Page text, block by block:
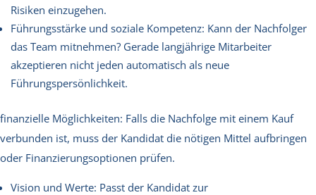
Risiken einzugehen.
Führungsstärke und soziale Kompetenz: Kann der Nachfolger
das Team mitnehmen? Gerade langjährige Mitarbeiter
akzeptieren nicht jeden automatisch als neue
Führungspersönlichkeit.
finanzielle Möglichkeiten: Falls die Nachfolge mit einem Kauf
verbunden ist, muss der Kandidat die nötigen Mittel aufbringen
oder Finanzierungsoptionen prüfen.
Vision und Werte: Passt der Kandidat zur